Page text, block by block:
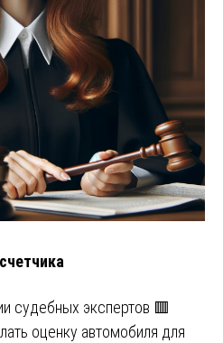
судебных экспертов 🟥
оценку автомобиля для